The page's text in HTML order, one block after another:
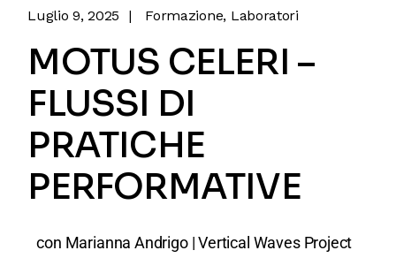
Luglio 9, 2025 Formazione Laboratori
MOTUS CELERI –
FLUSSI DI
PRATICHE
PERFORMATIVE
con Marianna Andrigo | Vertical Waves Project